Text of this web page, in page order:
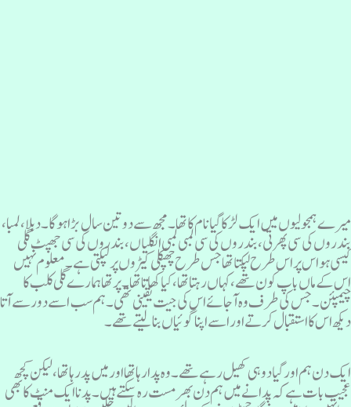
میرے ہمجولیوں میں ایک لڑکا گیا نام کا تھا ۔مجھ سے دو تین سال بڑا ہو گا ۔ دبلا، لمبا،
بندروں کی سی پھرتی ، بندروں کی سی لمبی لمبی انگلیاں، بندروں کی سی جھپٹ گلی
کیسی ہو اس پر اس طرح لپکتا تھاجس طرح چھپکلی کیڑوں پر لپکتی ہے ۔معلوم نہیں
اس کے ماں باپ کون تھے، کہاں رہتا تھا، کیا کھاتا تھا۔ پرتھا ہمارے گلی کلب کا
چیمپئن ۔ جس کی طرف وہ آجائے اس کی جیت یقینی تھی۔ ہم سب اسے دور سے آتا
دیکھ اس کا استقبال کرتے اور اسے اپنا گوئیاں بنا لیتے تھے۔
ایک دن ہم اور گیا دو ہی کھیل رہے تھے۔ وہ پدا رہا تھا اور میں پد رہا تھا، لیکن کچھ
عجیب بات ہے کہ پدانے میں ہم دن بھرمست رہ سکتے ہیں۔ پدنا ایک منٹ کا بھی